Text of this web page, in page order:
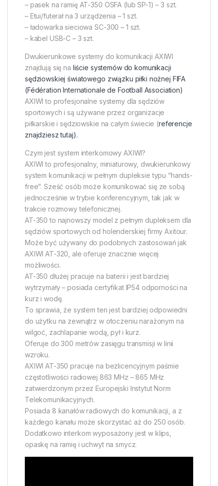
– pasek na ramię AT-350 OSFA (lub SP-1) – 3 szt.
– Etui/futerał na 3 urządzenia – 1 szt.
– ładowarka sieciowa SC-300 – 1 szt.
– kabel USB-C – 3 szt.
Dwukierunkowe systemy do komunikacji AXIWI
znajdują się na liście systemów do komunikacji
sędziowskiej światowego związku piłki nożnej FIFA
(Fédération Internationale de Football Association)
AXIWI to profesjonalne systemy dla sędziów
sportowych i są używane przez organizacje
piłkarskie i sędziowskie na całym świecie (referencje
znajdziesz tutaj).
Czym jest system interkomowy AXIWI?
AXIWI to profesjonalny, miniaturowy, dwukierunkowy
system komunikacji w pełnym dupleksie typu “hands-
free”. Sześć osób może komunikować się ze sobą
jednocześnie w trybie konferencyjnym, tak jak w
trakcie rozmowy telefonicznej.
AT-350 to najnowszy model z pełnym dupleksem dla
sędziów sportowych od holenderskiej firmy Axitour.
Może być używany do podobnych zastosowań jak
AXIWI AT-320, ale oferuje znacznie więcej
możliwości.
AT-350 dłużej pracuje na baterii i jest bardziej
wytrzymały – posiada certyfikat IP54 odporności na
kurz i wodę.
To sprawia, że system ten jest bardziej odpowiedni
do użytku na zewnątrz w otoczeniu narażonym na
wilgoć, zachlapanie wodą, pył i kurz.
Oferuje do 300 metrów zasięgu transmisji w linii
wzroku.
AXIWI AT-350 pracuje na bezlicencyjnym paśmie
częstotliwości radiowej 863 MHz – 865 MHz
zatwierdzonym przez Europejski Instytut Norm
Telekomunikacyjnych.
Posiada 8 kanałów radiowych do komunikacji, a z
każdego kanału może skorzystać aż do 250 osób.
Dodatkowo interkom wyposażony jest w klips,
opaskę na ramię i uchwyt na smycz.